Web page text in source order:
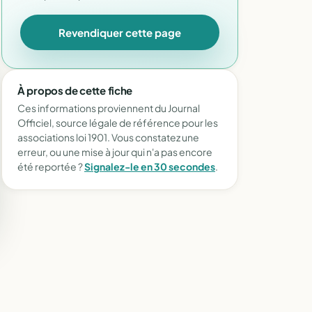
Revendiquer cette page
À propos de cette fiche
Ces informations proviennent du Journal
Officiel, source légale de référence pour les
associations loi 1901. Vous constatez une
erreur, ou une mise à jour qui n'a pas encore
été reportée ?Signalez-le en 30 secondes.